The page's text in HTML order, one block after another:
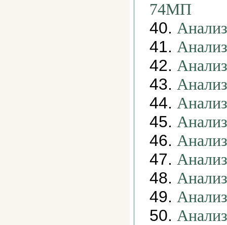
74МП
40.
41.
42.
43.
44.
45.
46.
47.
48.
49.
50.